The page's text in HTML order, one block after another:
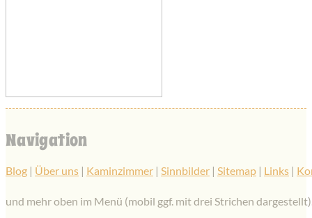
Navigation
Blog | Über uns | Kaminzimmer | Sinnbilder | Sitemap | Links |
und mehr oben im Menü (mobil ggf. mit drei Strichen